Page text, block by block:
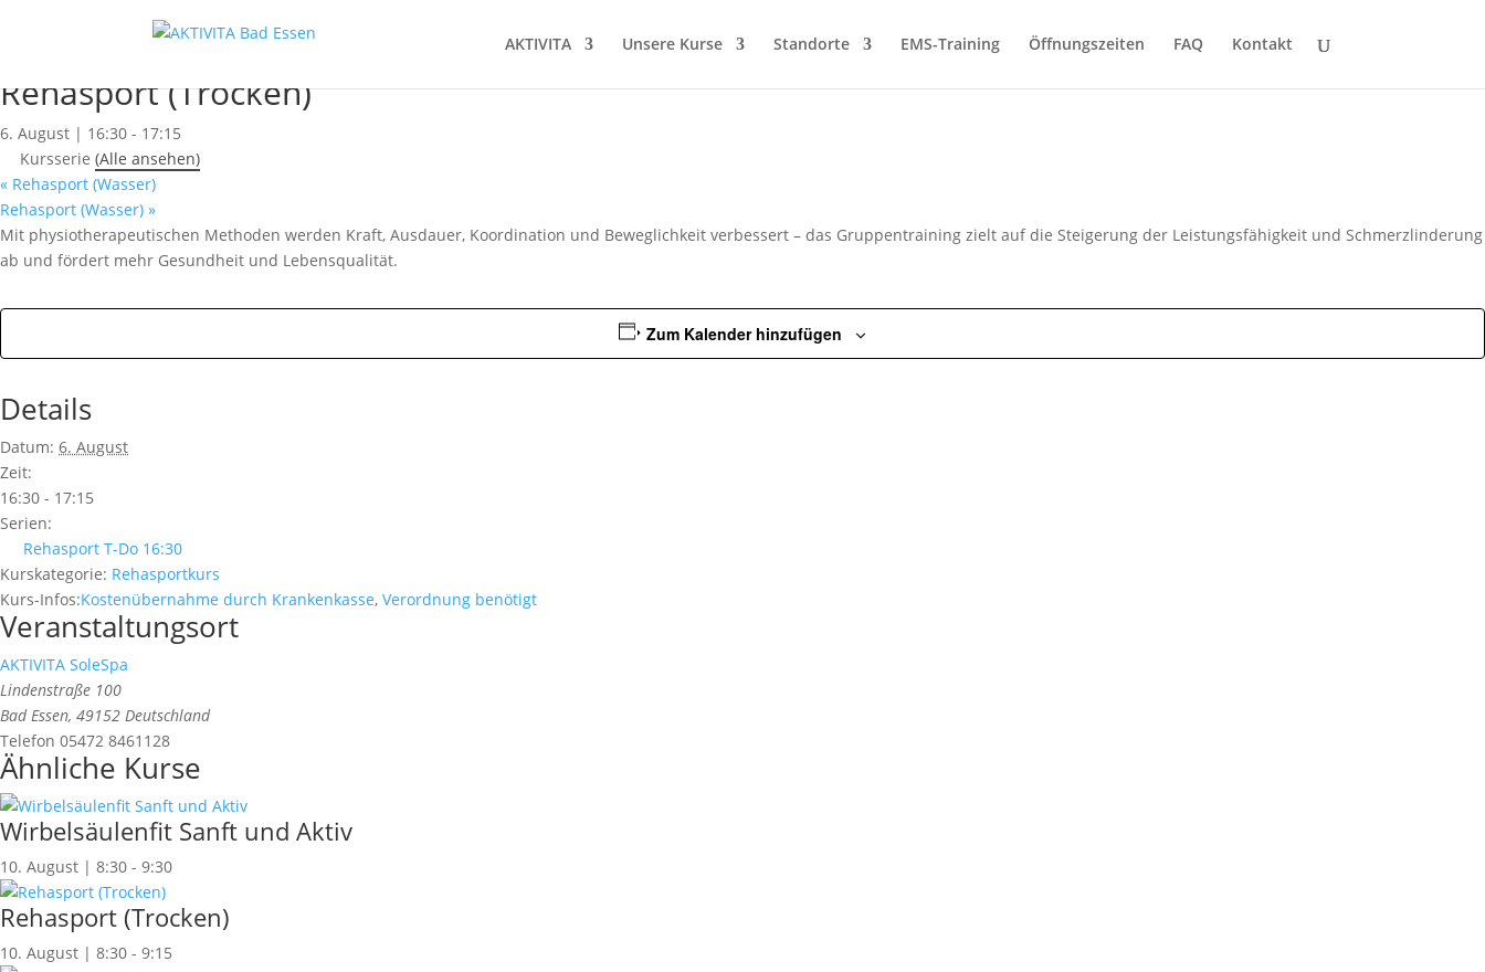
AKTIVITA Unsere Kurse Standorte EMS-Training Öffnungszeiten FAQ Kontakt
Rehasport (Trocken)
6. August | 16:30 - 17:15
Kursserie (Alle ansehen)
« Rehasport (Wasser)
Rehasport (Wasser) »
Mit physiotherapeutischen Methoden werden Kraft, Ausdauer, Koordination und Beweglichkeit verbessert – das Gruppentraining zielt auf die Steigerung der Leistungsfähigkeit und Schmerzlinderung
ab und fördert mehr Gesundheit und Lebensqualität.
Zum Kalender hinzufügen
Details
Datum: 6. August
Zeit:
16:30 - 17:15
Serien:
Rehasport T-Do 16:30
Kurskategorie: Rehasportkurs
Kurs-Infos:Kostenübernahme durch Krankenkasse, Verordnung benötigt
Veranstaltungsort
AKTIVITA SoleSpa
Lindenstraße 100
Bad Essen, 49152 Deutschland
Telefon 05472 8461128
Ähnliche Kurse
Wirbelsäulenfit Sanft und Aktiv
10. August | 8:30 - 9:30
Rehasport (Trocken)
10. August | 8:30 - 9:15